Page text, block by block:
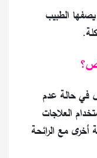
الطبيب
في حالة عدم
العلاجات
مع الرائحة